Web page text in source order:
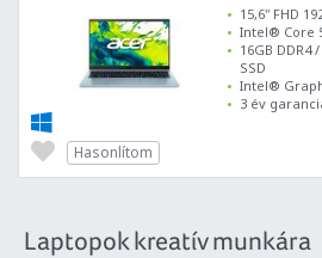
15,6" FHD
Intel® Core
16GB DDR4
SSD
Intel®
3 év
Hasonlítom
Laptopok kreatív munkára